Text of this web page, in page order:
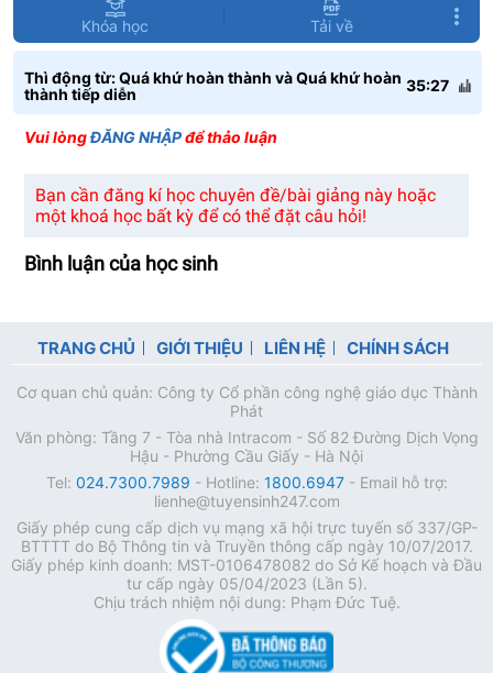
Khóa học Tải về
Thì động từ: Quá khứ hoàn thành và Quá khứ hoàn
thành tiếp diễn
35:27
Vui lòngĐĂNG NHẬPđể thảo luận
Bạn cần đăng kí học chuyên đề/bài giảng này hoặc
một khoá học bất kỳ để có thể đặt câu hỏi!
Bình luận của học sinh
TRANG CHỦ GIỚI THIỆU LIÊN HỆ CHÍNH SÁCH
Cơ quan chủ quản: Công ty Cổ phần công nghệ giáo dục Thành
Phát
Văn phòng: Tầng 7 - Tòa nhà Intracom - Số 82 Đường Dịch Vọng
Hậu - Phường Cầu Giấy - Hà Nội
Tel: 024.7300.7989 - Hotline: 1800.6947- Email hỗ trợ:
lienhe@tuyensinh247.com
Giấy phép cung cấp dịch vụ mạng xã hội trực tuyến số 337/GP-
BTTTT do Bộ Thông tin và Truyền thông cấp ngày 10/07/2017.
Giấy phép kinh doanh: MST-0106478082 do Sở Kế hoạch và Đầu
tư cấp ngày 05/04/2023 (Lần 5).
Chịu trách nhiệm nội dung: Phạm Đức Tuệ.